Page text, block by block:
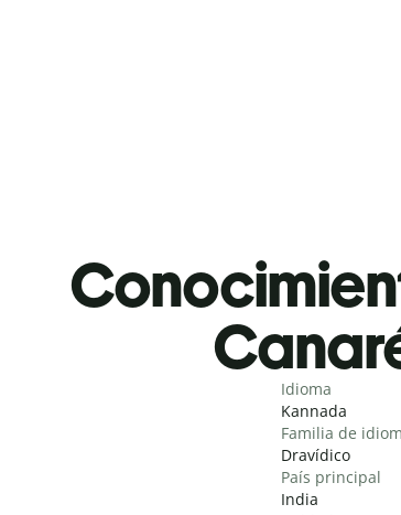
Idioma
Kannada
Familia de
Dravídico
País principal
India